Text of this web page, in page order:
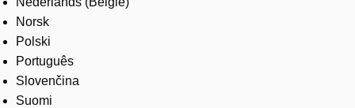
Norsk
Polski
Português
Slovenčina
Suomi